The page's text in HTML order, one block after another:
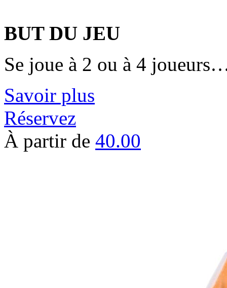
BUT DU JEU
Se joue à 2 ou à 4
Savoir plus
Réservez
À partir de 40.00